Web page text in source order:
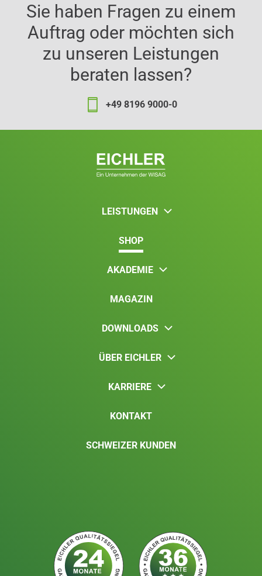
Sie haben Fragen zu einem
Auftrag oder möchten sich
zu unseren Leistungen
beraten lassen?
+49 8196 9000-0
LEISTUNGEN
SHOP
AKADEMIE
MAGAZIN
DOWNLOADS
ÜBER EICHLER
KARRIERE
KONTAKT
SCHWEIZER KUNDEN